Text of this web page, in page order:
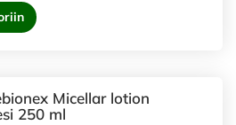
Micellar lotion
250 ml